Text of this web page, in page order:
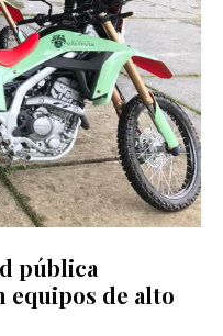
pública
equipos de alto